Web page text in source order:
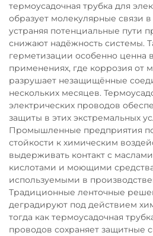
термоусадочная трубка для
образует молекулярные связи
устраняя потенциальные пути
снижают надёжность системы.
герметизации особенно ценна
применениях, где коррозия от
разрушает незащищённые
нескольких месяцев.
электрических проводов
защиты в этих экстремальных
Промышленные предприятия
стойкости к химическим
выдерживать контакт с
кислотами и моющими
используемыми в
Традиционные ленточные
деградируют под действием
тогда как термоусадочная
проводов сохраняет защитные